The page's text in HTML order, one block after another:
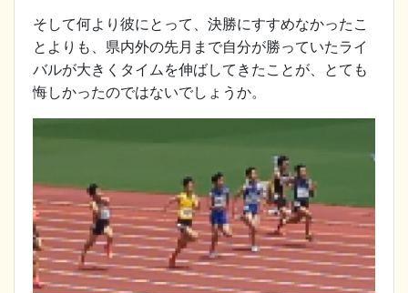
そして何より彼にとって、決勝にすすめなかったこ
とよりも、県内外の先月まで自分が勝っていたライ
バルが大きくタイムを伸ばしてきたことが、とても
悔しかったのではないでしょうか。